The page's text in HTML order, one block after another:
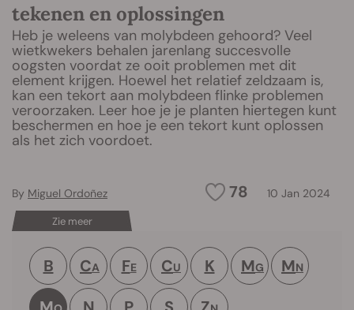
tekenen en oplossingen
Heb je weleens van molybdeen gehoord? Veel
wietkwekers behalen jarenlang succesvolle
oogsten voordat ze ooit problemen met dit
element krijgen. Hoewel het relatief zeldzaam is,
kan een tekort aan molybdeen flinke problemen
veroorzaken. Leer hoe je je planten hiertegen kunt
beschermen en hoe je een tekort kunt oplossen
als het zich voordoet.
78 10 Jan 2024
By Miguel Ordoñez
Zie meer
B CA FE CU K MG MN